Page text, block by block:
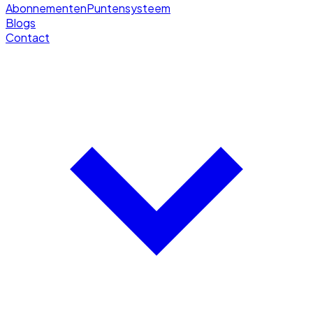
AbonnementenPuntensysteem
Blogs
Contact